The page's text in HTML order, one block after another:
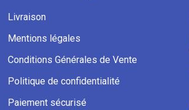
Livraison
Mentions légales
Conditions Générales de Vente
Politique de confidentialité
Paiement sécurisé